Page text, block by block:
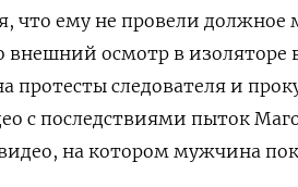
что ему не провели должное
внешний осмотр в изоляторе
протесты следователя и
с последствиями пыток
на котором мужчина